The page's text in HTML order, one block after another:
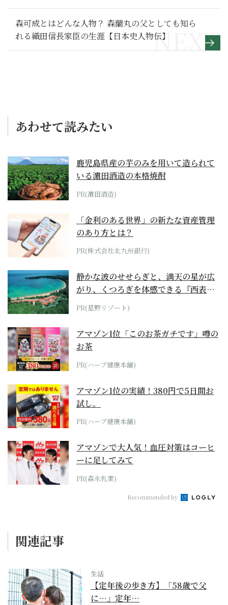
で～その１～
森可成とはどんな人物？ 森蘭丸の父としても知ら
れる織田信長家臣の生涯【日本史人物伝】
あわせて読みたい
鹿児島県産の芋のみを用いて造られて
いる濵田酒造の本格焼酎
PR(濵田酒造)
「金利のある世界」の新たな資産管理
のあり方とは？
PR(株式会社北九州銀行)
静かな波のせせらぎと、満天の星が広
がり、くつろぎを体感できる『西表島
ホテル by...
PR(星野リゾート)
アマゾン1位「このお茶ガチです」噂の
お茶
PR(ハーブ健康本舗)
アマゾン1位の実績！380円で5日間お
試し。
PR(ハーブ健康本舗)
アマゾンで大人気！血圧対策はコーヒ
ーに足してみて
PR(森永乳業)
Recommended by
関連記事
生活
【定年後の歩き方】「58歳で父
に…」定年…